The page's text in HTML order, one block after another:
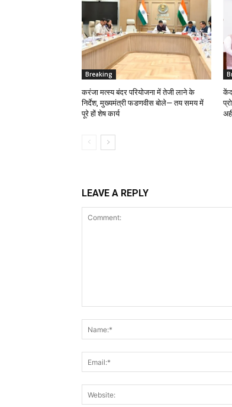
Breaking
करंजा मत्स्य बंदर परियोजना में तेजी लाने के
निर्देश, मुख्यमंत्री फडणवीस बोले— तय समय में
पूरे हों शेष कार्य
LEAVE A REPLY